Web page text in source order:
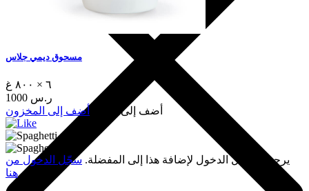
مسحوق ديمي جلاس
٦ × ٨٠٠ غ
1000 ر.س
أضف إلى السلة
أضف إلى المخزون
يرجى تسجيل الدخول لإضافة هذا إلى المفضلة. سجّل الدخول من
هنا